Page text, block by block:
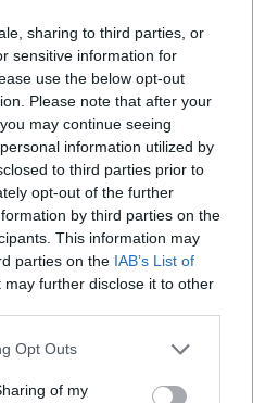
sharing to third parties, or
sensitive information for
use the below opt-out
Please note that after your
may continue seeing
information utilized by
to third parties prior to
opt-out of the further
by third parties on the
This information may
parties on the IAB’s List of
may further disclose it to other
uses one or more Google
behaviour. You may click to
Opt Outs
of my
νεκρή μητέρα στα Μάλια:
της και πνίγηκε, τα
στο Παρίσι
αποκάλυψε ότι είναι
δήλωσε